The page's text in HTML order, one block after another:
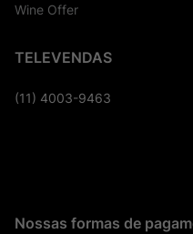
Wine Offer
TELEVENDAS
(11) 4003-9463
Nossas formas de